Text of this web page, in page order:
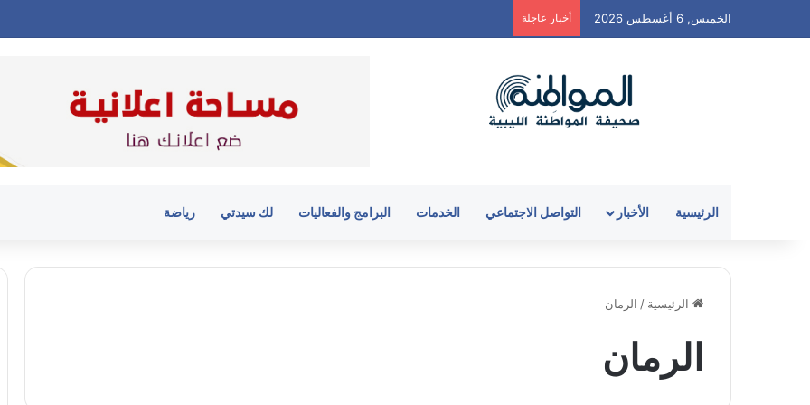
الخميس, 6 أغسطس 2026 أخبار عاجلة
الرئيسية الأخبار التواصل الاجتماعي الخدمات البرامج والفعاليات لك سيدتي رياضة
الرئيسية / الرمان
الرمان